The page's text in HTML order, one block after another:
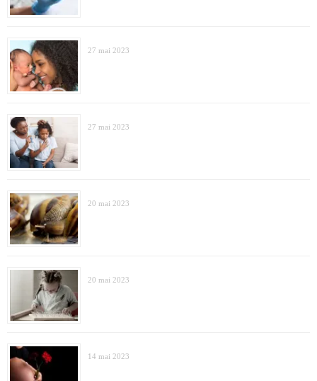
27 mai 2023
27 mai 2023
20 mai 2023
20 mai 2023
14 mai 2023